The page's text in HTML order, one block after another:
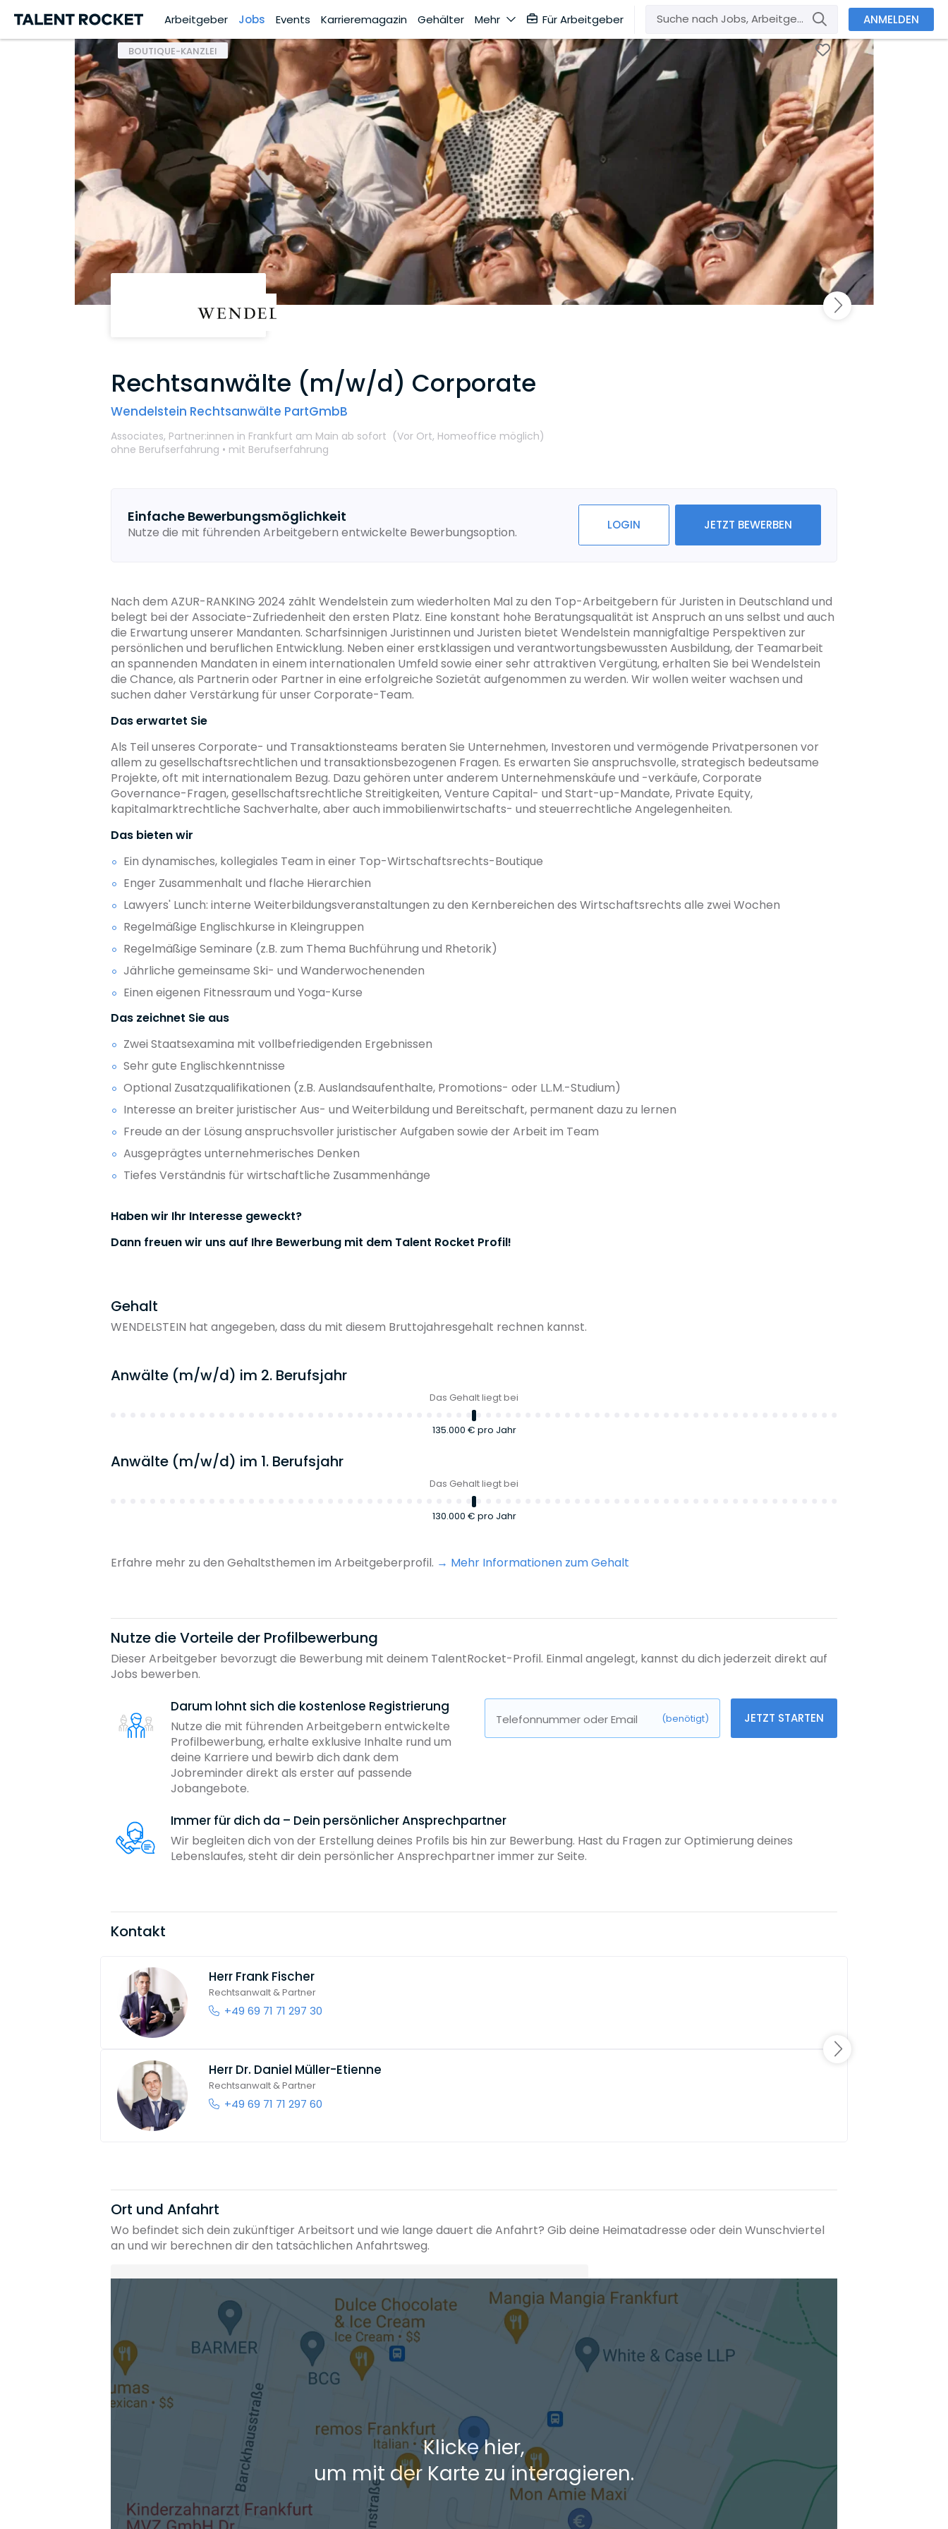
Arbeitgeber Jobs Events Karrieremagazin Gehälter Mehr Für Arbeitgeber ANMELDEN
BOUTIQUE-KANZLEI
Rechtsanwälte (m/w/d) Corporate
Wendelstein Rechtsanwälte PartGmbB
Associates, Partner:innen in Frankfurt am Main ab sofort (Vor Ort, Homeoffice möglich)
ohne Berufserfahrung • mit Berufserfahrung
Einfache Bewerbungsmöglichkeit
Nutze die mit führenden Arbeitgebern entwickelte Bewerbungsoption. LOGIN JETZT BEWERBEN
Nach dem AZUR-RANKING 2024 zählt Wendelstein zum wiederholten Mal zu den Top-Arbeitgebern für Juristen in Deutschland und
belegt bei der Associate-Zufriedenheit den ersten Platz. Eine konstant hohe Beratungsqualität ist Anspruch an uns selbst und auch
die Erwartung unserer Mandanten. Scharfsinnigen Juristinnen und Juristen bietet Wendelstein mannigfaltige Perspektiven zur
persönlichen und beruflichen Entwicklung. Neben einer erstklassigen und verantwortungsbewussten Ausbildung, der Teamarbeit
an spannenden Mandaten in einem internationalen Umfeld sowie einer sehr attraktiven Vergütung, erhalten Sie bei Wendelstein
die Chance, als Partnerin oder Partner in eine erfolgreiche Sozietät aufgenommen zu werden. Wir wollen weiter wachsen und
suchen daher Verstärkung für unser Corporate-Team.
Das erwartet Sie
Als Teil unseres Corporate- und Transaktionsteams beraten Sie Unternehmen, Investoren und vermögende Privatpersonen vor
allem zu gesellschaftsrechtlichen und transaktionsbezogenen Fragen. Es erwarten Sie anspruchsvolle, strategisch bedeutsame
Projekte, oft mit internationalem Bezug. Dazu gehören unter anderem Unternehmenskäufe und -verkäufe, Corporate
Governance-Fragen, gesellschaftsrechtliche Streitigkeiten, Venture Capital- und Start-up-Mandate, Private Equity,
kapitalmarktrechtliche Sachverhalte, aber auch immobilienwirtschafts- und steuerrechtliche Angelegenheiten.
Das bieten wir
Ein dynamisches, kollegiales Team in einer Top-Wirtschaftsrechts-Boutique
Enger Zusammenhalt und flache Hierarchien
Lawyers' Lunch: interne Weiterbildungsveranstaltungen zu den Kernbereichen des Wirtschaftsrechts alle zwei Wochen
Regelmäßige Englischkurse in Kleingruppen
Regelmäßige Seminare (z.B. zum Thema Buchführung und Rhetorik)
Jährliche gemeinsame Ski- und Wanderwochenenden
Einen eigenen Fitnessraum und Yoga-Kurse
Das zeichnet Sie aus
Zwei Staatsexamina mit vollbefriedigenden Ergebnissen
Sehr gute Englischkenntnisse
Optional Zusatzqualifikationen (z.B. Auslandsaufenthalte, Promotions- oder LL.M.-Studium)
Interesse an breiter juristischer Aus- und Weiterbildung und Bereitschaft, permanent dazu zu lernen
Freude an der Lösung anspruchsvoller juristischer Aufgaben sowie der Arbeit im Team
Ausgeprägtes unternehmerisches Denken
Tiefes Verständnis für wirtschaftliche Zusammenhänge
Haben wir Ihr Interesse geweckt?
Dann freuen wir uns auf Ihre Bewerbung mit dem Talent Rocket Profil!
Gehalt
WENDELSTEIN hat angegeben, dass du mit diesem Bruttojahresgehalt rechnen kannst.
Anwälte (m/w/d) im 2. Berufsjahr
Das Gehalt liegt bei
135.000 € pro Jahr
Anwälte (m/w/d) im 1. Berufsjahr
Das Gehalt liegt bei
130.000 € pro Jahr
Erfahre mehr zu den Gehaltsthemen im Arbeitgeberprofil. Mehr Informationen zum Gehalt
Nutze die Vorteile der Profilbewerbung
Dieser Arbeitgeber bevorzugt die Bewerbung mit deinem TalentRocket-Profil. Einmal angelegt, kannst du dich jederzeit direkt auf
Jobs bewerben.
Darum lohnt sich die kostenlose Registrierung
Nutze die mit führenden Arbeitgebern entwickelte
Profilbewerbung, erhalte exklusive Inhalte rund um
deine Karriere und bewirb dich dank dem
Jobreminder direkt als erster auf passende
Jobangebote.
Telefonnummer oder Email (benötigt) JETZT STARTEN
Immer für dich da – Dein persönlicher Ansprechpartner
Wir begleiten dich von der Erstellung deines Profils bis hin zur Bewerbung. Hast du Fragen zur Optimierung deines
Lebenslaufes, steht dir dein persönlicher Ansprechpartner immer zur Seite.
Kontakt
Herr Frank Fischer
Rechtsanwalt & Partner
+49 69 71 71 297 30
Herr Dr. Daniel Müller-Etienne
Rechtsanwalt & Partner
+49 69 71 71 297 60
Ort und Anfahrt
Wo befindet sich dein zukünftiger Arbeitsort und wie lange dauert die Anfahrt? Gib deine Heimatadresse oder dein Wunschviertel
an und wir berechnen dir den tatsächlichen Anfahrtsweg.
Heimatadresse oder Wunschort
+ Aktuellen Standort hinzufügen
Die berechneten Anreisezeiten basieren auf den Verkehrsdaten eines typischen Dienstag morgens um 8:30.
Klicke hier,
um mit der Karte zu interagieren.